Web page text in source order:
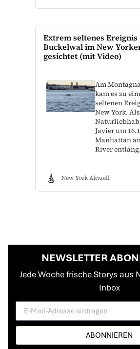
Extrem seltenes Ereignis
Buckelwal im New
gesichtet (mit Video)
Am
kam es zu
seltenen
New York. Als
Javier um
Manhattan
River
New York Aktuell
NEWSLETTER
Jede Woche frische Storys aus
Inbox
ABONNIEREN